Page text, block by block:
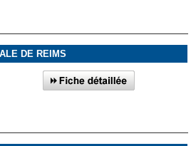
DE REIMS